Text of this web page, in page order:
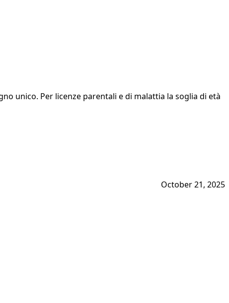
unico. Per licenze parentali e di malattia la soglia di età
October 21, 2025